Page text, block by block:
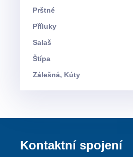
Prštné
Příluky
Salaš
Štípa
Zálešná, Kúty
Kontaktní spojení